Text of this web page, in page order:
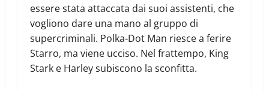
essere stata attaccata dai suoi assistenti, che
vogliono dare una mano al gruppo di
supercriminali. Polka-Dot Man riesce a ferire
Starro, ma viene ucciso. Nel frattempo, King
Stark e Harley subiscono la sconfitta.